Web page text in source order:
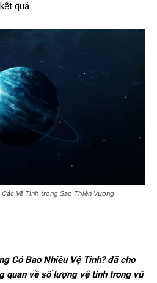
quả
Vệ Tinh trong Sao Thiên Vương
Có Bao Nhiêu Vệ Tinh? đã cho
quan về số lượng vệ tinh trong vũ